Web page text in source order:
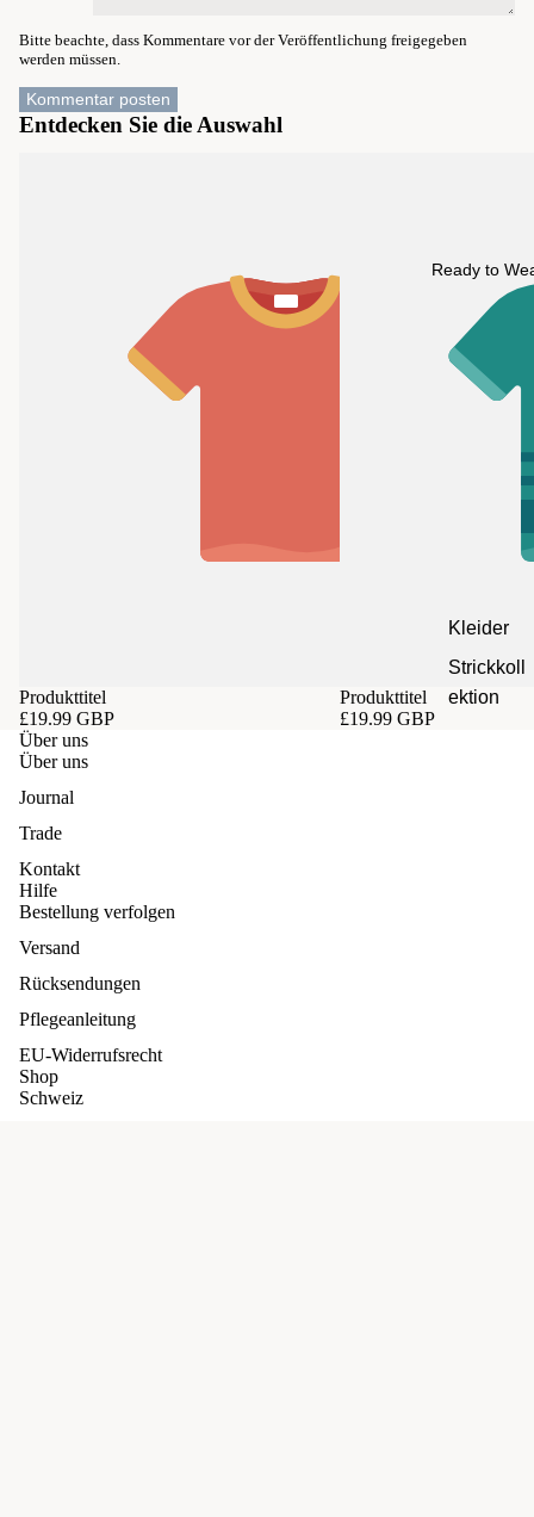
Ready to
Kleider
Strickkoll
ektion
Bitte beachte, dass Kommentare vor der Veröffentlichung freigegeben
werden müssen.
Kommentar posten
Entdecken Sie die Auswahl
Produkttitel
£19.99 GBP
Produkttitel
£19.99 GBP
Über uns
Über uns
Journal
Trade
Kontakt
Hilfe
Bestellung verfolgen
Versand
Rücksendungen
Pflegeanleitung
EU-Widerrufsrecht
Shop
Schweiz